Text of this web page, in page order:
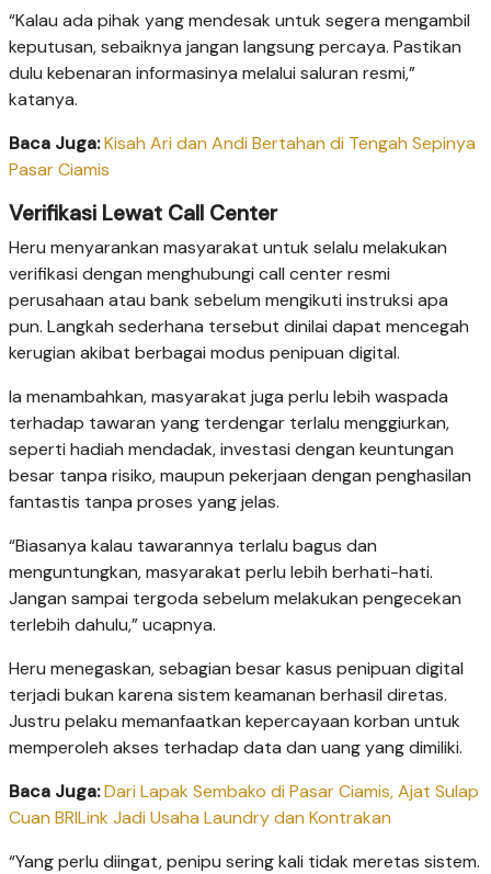
“Kalau ada pihak yang mendesak untuk segera mengambil
keputusan, sebaiknya jangan langsung percaya. Pastikan
dulu kebenaran informasinya melalui saluran resmi,”
katanya.
Baca Juga:Kisah Ari dan Andi Bertahan di Tengah Sepinya
Pasar Ciamis
Verifikasi Lewat Call Center
Heru menyarankan masyarakat untuk selalu melakukan
verifikasi dengan menghubungi call center resmi
perusahaan atau bank sebelum mengikuti instruksi apa
pun. Langkah sederhana tersebut dinilai dapat mencegah
kerugian akibat berbagai modus penipuan digital.
Ia menambahkan, masyarakat juga perlu lebih waspada
terhadap tawaran yang terdengar terlalu menggiurkan,
seperti hadiah mendadak, investasi dengan keuntungan
besar tanpa risiko, maupun pekerjaan dengan penghasilan
fantastis tanpa proses yang jelas.
“Biasanya kalau tawarannya terlalu bagus dan
menguntungkan, masyarakat perlu lebih berhati-hati.
Jangan sampai tergoda sebelum melakukan pengecekan
terlebih dahulu,” ucapnya.
Heru menegaskan, sebagian besar kasus penipuan digital
terjadi bukan karena sistem keamanan berhasil diretas.
Justru pelaku memanfaatkan kepercayaan korban untuk
memperoleh akses terhadap data dan uang yang dimiliki.
Baca Juga:Dari Lapak Sembako di Pasar Ciamis, Ajat Sulap
Cuan BRILink Jadi Usaha Laundry dan Kontrakan
“Yang perlu diingat, penipu sering kali tidak meretas sistem.